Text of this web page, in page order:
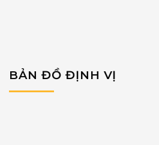
BẢN ĐỒ ĐỊNH VỊ